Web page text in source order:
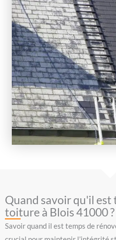
Quand savoir qu'il est
toiture à Blois 41000 ?
Savoir quand il est temps de